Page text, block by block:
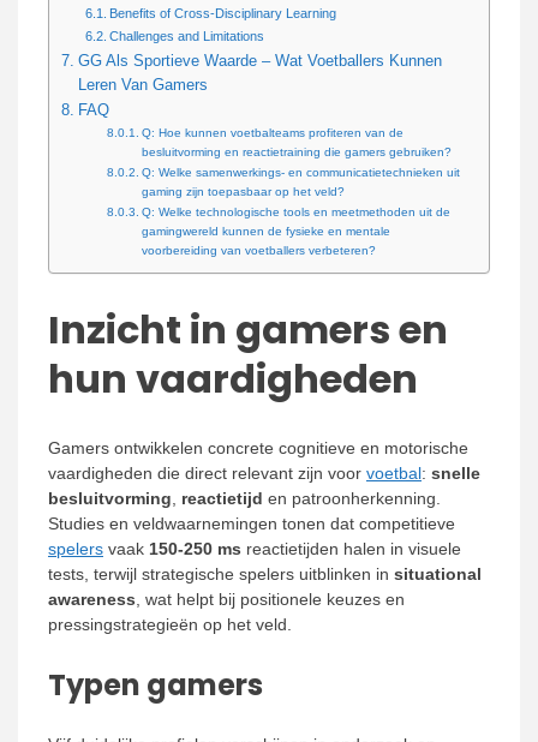
Benefits of Cross-Disciplinary Learning
Challenges and Limitations
GG Als Sportieve Waarde – Wat Voetballers Kunnen
Leren Van Gamers
FAQ
Q: Hoe kunnen voetbalteams profiteren van de
besluitvorming en reactietraining die gamers gebruiken?
Q: Welke samenwerkings- en communicatietechnieken uit
gaming zijn toepasbaar op het veld?
Q: Welke technologische tools en meetmethoden uit de
gamingwereld kunnen de fysieke en mentale
voorbereiding van voetballers verbeteren?
Inzicht in gamers en
hun vaardigheden
Gamers ontwikkelen concrete cognitieve en motorische
vaardigheden die direct relevant zijn voor voetbal: snelle
besluitvorming
reactietijd en patroonherkenning.
Studies en veldwaarnemingen tonen dat competitieve
spelers vaak 150-250 ms reactietijden halen in visuele
tests, terwijl strategische spelers uitblinken in situational
awareness , wat helpt bij positionele keuzes en
pressingstrategieën op het veld.
Typen gamers